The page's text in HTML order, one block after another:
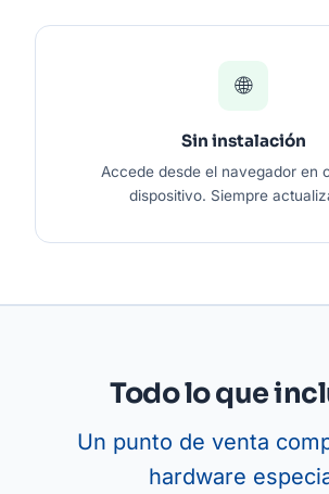
🌐
Sin instalación
Accede desde el navegador en
dispositivo. Siempre
Todo lo que
Un punto de venta
hardware